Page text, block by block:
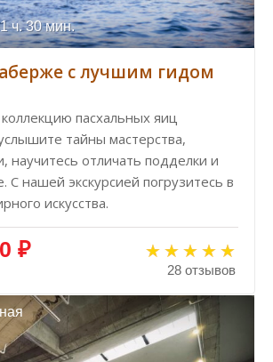
ч. 30 мин.
с лучшим гидом
пасхальных яиц
тайны мастерства,
научитесь отличать подделки и
С нашей экскурсией погрузитесь в
искусства.
₽
28 отзывов